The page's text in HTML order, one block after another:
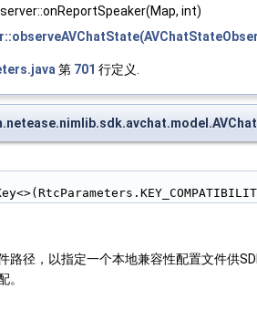
int)
第 701 行定义.
路径，以指定一个本地兼容性配置文件供
。